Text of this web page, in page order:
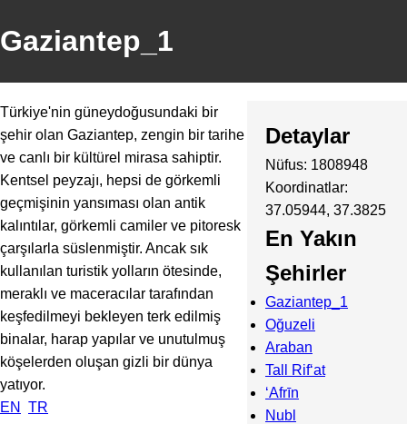
Gaziantep_1
Türkiye'nin güneydoğusundaki bir
şehir olan Gaziantep, zengin bir tarihe
ve canlı bir kültürel mirasa sahiptir.
Kentsel peyzajı, hepsi de görkemli
geçmişinin yansıması olan antik
kalıntılar, görkemli camiler ve pitoresk
çarşılarla süslenmiştir. Ancak sık
kullanılan turistik yolların ötesinde,
meraklı ve maceracılar tarafından
keşfedilmeyi bekleyen terk edilmiş
binalar, harap yapılar ve unutulmuş
köşelerden oluşan gizli bir dünya
yatıyor.
EN
TR
Detaylar
Nüfus: 1808948
Koordinatlar:
37.05944, 37.3825
En Yakın
Şehirler
Gaziantep_1
Oğuzeli
Araban
Tall Rif‘at
‘Afrīn
Nubl